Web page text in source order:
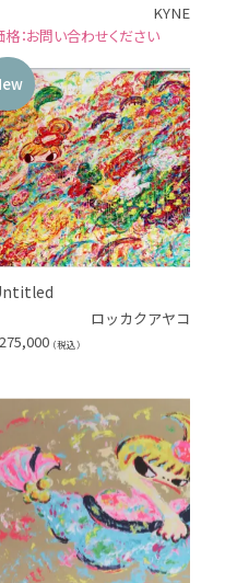
KYNE
お問い合わせください
ロッカクアヤコ
275,000 （税込）